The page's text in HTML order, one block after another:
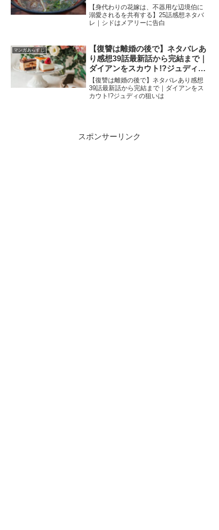
に告白
【身代わりの花嫁は、不器用な辺境伯に
溺愛されるを共有する】25話感想ネタバ
レ｜シドはメアリーに告白
マンガあらすじ
【復讐は離婚の後で】ネタバレあ
り感想39話最新話から完結まで｜
ダイアンをスカウト!?ジュディの
狙いは
【復讐は離婚の後で】ネタバレあり感想
39話最新話から完結まで｜ダイアンをス
カウト!?ジュディの狙いは
スポンサーリンク